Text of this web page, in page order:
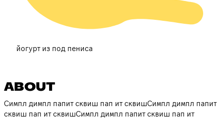
йогурт из под пениса
ABOUT
Симпл димпл папит сквиш пап ит сквишСимпл димпл папит
сквиш пап ит сквишСимпл димпл папит сквиш пап ит